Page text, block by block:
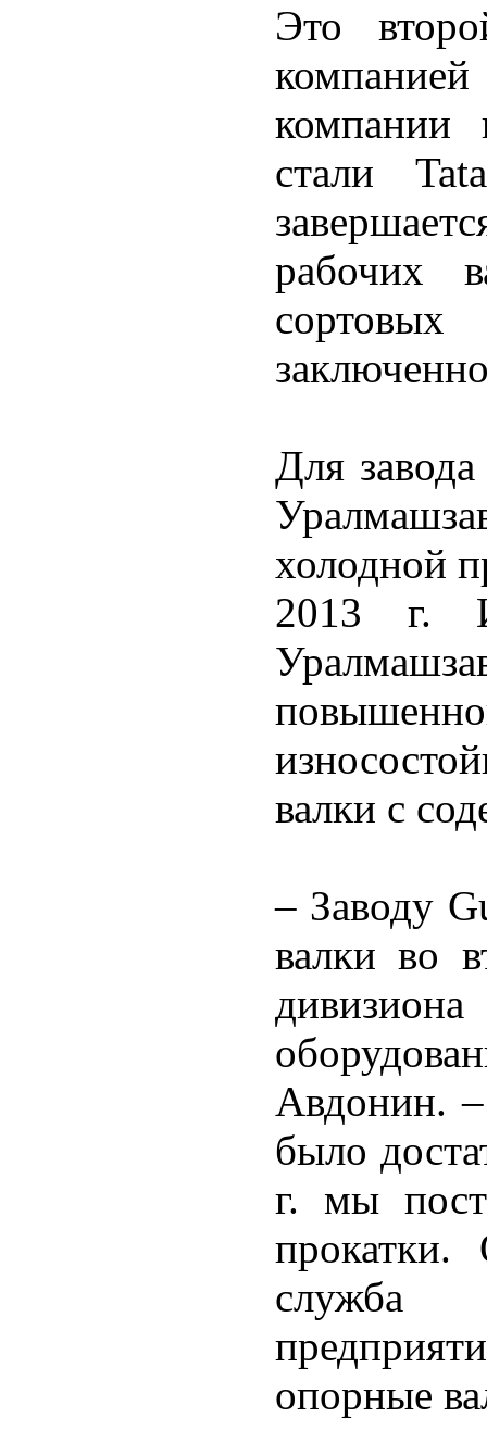
Это
компании
стали
рабочих
Для
холодной
2013 г.
валки с
– Заводу
валки во
Авдонин. –
было
г. мы
служба
опорные